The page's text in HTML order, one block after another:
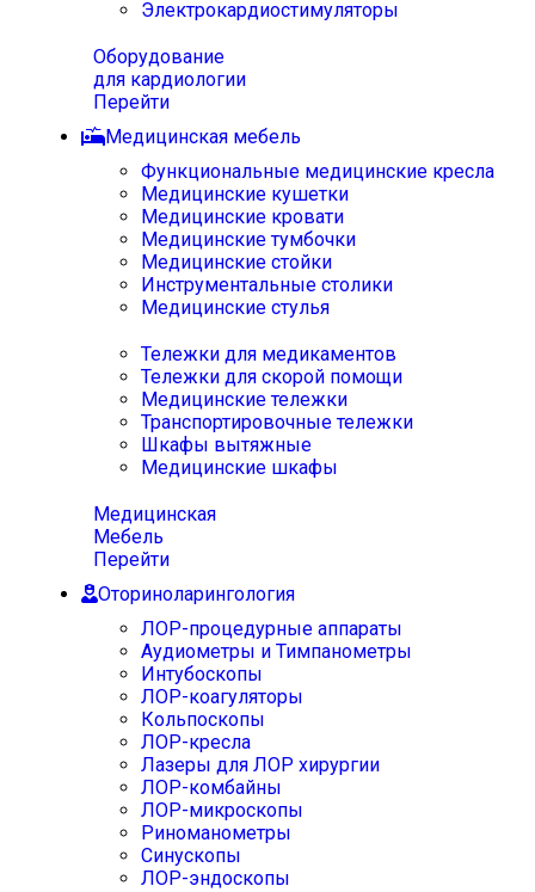
Электрокардиостимуляторы
Оборудование
для кардиологии
Перейти
Медицинская мебель
Функциональные медицинские кресла
Медицинские кушетки
Медицинские кровати
Медицинские тумбочки
Медицинские стойки
Инструментальные столики
Медицинские стулья
Тележки для медикаментов
Тележки для скорой помощи
Медицинские тележки
Транспортировочные тележки
Шкафы вытяжные
Медицинские шкафы
Медицинская
Мебель
Перейти
Оториноларингология
ЛОР-процедурные аппараты
Аудиометры и Тимпанометры
Интубоскопы
ЛОР-коагуляторы
Кольпоскопы
ЛОР-кресла
Лазеры для ЛОР хирургии
ЛОР-комбайны
ЛОР-микроскопы
Риноманометры
Синускопы
ЛОР-эндоскопы